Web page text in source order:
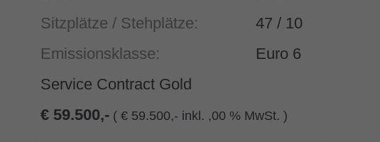
Sitzplätze / Stehplätze:
47 / 10
Emissionsklasse:
Euro 6
Service Contract Gold
59.500,- ( 59.500,- inkl. ,00 % MwSt. )